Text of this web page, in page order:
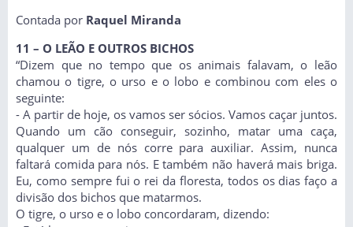
Contada por Raquel Miranda
11 – O LEÃO E OUTROS BICHOS
“Dizem que no tempo que os animais falavam, o leão
chamou o tigre, o urso e o lobo e combinou com eles o
seguinte:
- A partir de hoje, os vamos ser sócios. Vamos caçar juntos.
Quando um cão conseguir, sozinho, matar uma caça,
qualquer um de nós corre para auxiliar. Assim, nunca
faltará comida para nós. E também não haverá mais briga.
Eu, como sempre fui o rei da floresta, todos os dias faço a
divisão dos bichos que matarmos.
O tigre, o urso e o lobo concordaram, dizendo: